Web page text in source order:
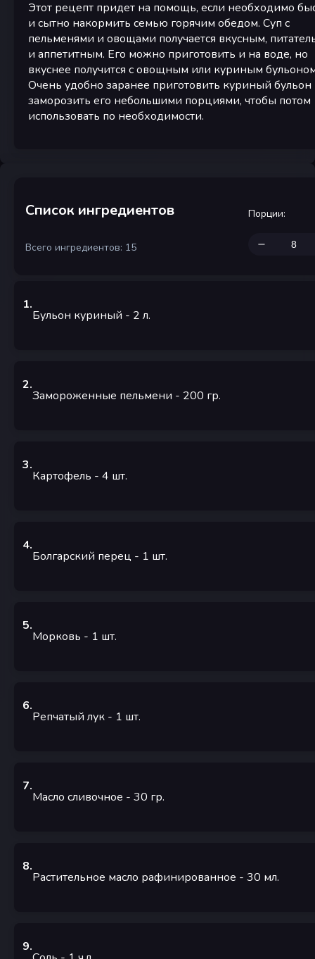
Этот рецепт придет на помощь, если необходимо
и сытно накормить семью горячим обедом. Суп с
пельменями и овощами получается вкусным,
и аппетитным. Его можно приготовить и на воде, но
вкуснее получится с овощным или куриным
Очень удобно заранее приготовить куриный бульон
заморозить его небольшими порциями, чтобы потом
использовать по необходимости.
Список ингредиентов
Всего ингредиентов: 15
Порции:
1.
Бульон куриный - 2 л.
2.
Замороженные пельмени - 200 гр.
3.
Картофель - 4 шт.
4.
Болгарский перец - 1 шт.
5.
Морковь - 1 шт.
6.
Репчатый лук - 1 шт.
7.
Масло сливочное - 30 гр.
8.
Растительное масло рафинированное - 30 мл.
9.